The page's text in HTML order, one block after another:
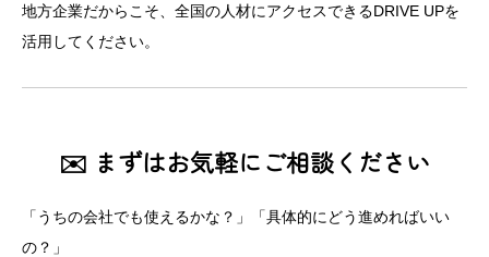
地方企業だからこそ、全国の人材にアクセスできるDRIVE UPを
活用してください。
✉️ まずはお気軽にご相談ください
「うちの会社でも使えるかな？」「具体的にどう進めればいい
の？」